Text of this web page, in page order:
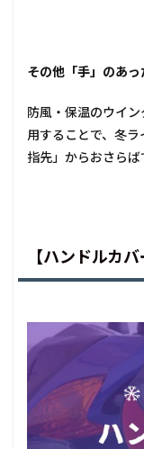
その他「手」のあ
防風・保温のウイ
用することで、冬
指先」からおさらば
【ハンドルカ